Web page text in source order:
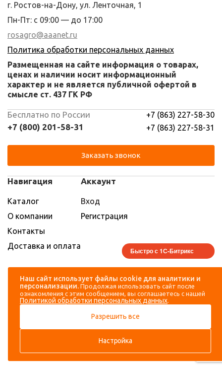
Навигация
Каталог
О компании
Контакты
Доставка и оплата
Аккаунт
Вход
Регистрация
г. Ростов-на-Дону, ул. Ленточная, 1
Пн-Пт: с 09:00 — до 17:00
rosagro@aaanet.ru
Политика обработки персональных данных
Размещенная на сайте информация о товарах,
ценах и наличии носит информационный
характер и не является публичной офертой в
смысле ст. 437 ГК РФ
Бесплатно по России
+7 (800) 201-58-31
+7 (863) 227-58-30
+7 (863) 227-58-31
Заказать звонок
Наш сайт использует файлы cookie для аналитики и
персонализации. Продолжая использовать сайт после
ознакомления с этим сообщением, вы соглашаетесь с нашей
Политикой обработки персональных данных.
Разрешить все
Настройка
Быстро с 1С-Битрикс